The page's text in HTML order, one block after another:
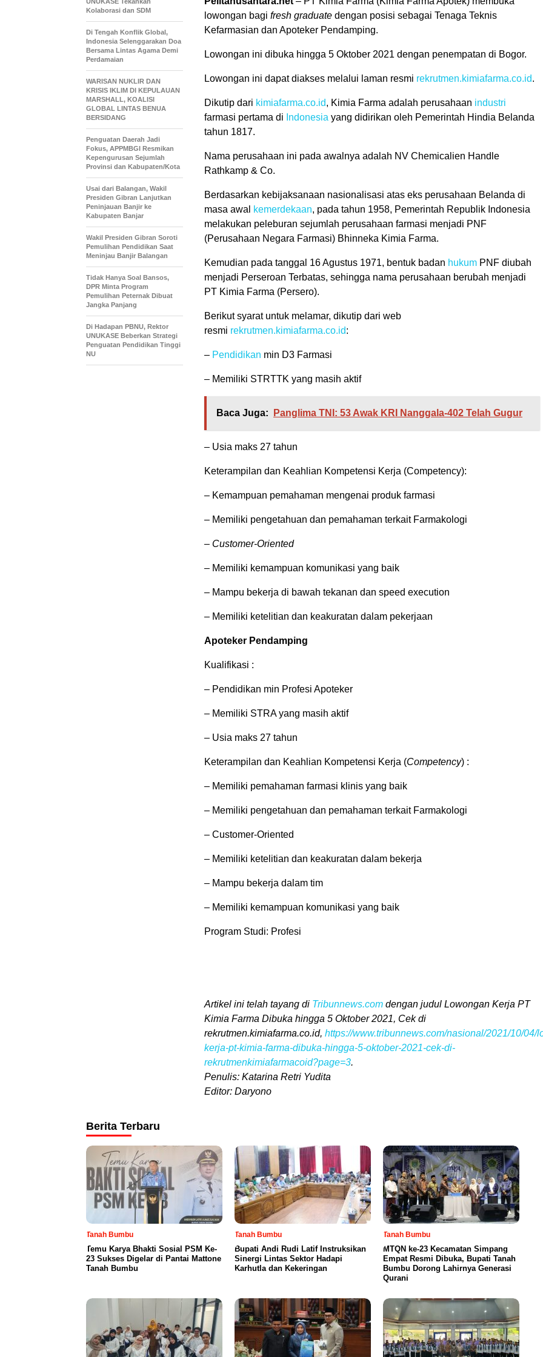
lowongan bagi fresh graduate dengan posisi sebagai Tenaga Teknis
Kefarmasian dan Apoteker Pendamping.
Lowongan ini dibuka hingga 5 Oktober 2021 dengan penempatan di Bogor.
Lowongan ini dapat diakses melalui laman resmi rekrutmen.kimiafarma.co.id.
Dikutip dari kimiafarma.co.id, Kimia Farma adalah perusahaan industri
farmasi pertama di Indonesia yang didirikan oleh Pemerintah Hindia Belanda
tahun 1817.
Nama perusahaan ini pada awalnya adalah NV Chemicalien Handle
Rathkamp & Co.
Berdasarkan kebijaksanaan nasionalisasi atas eks perusahaan Belanda di
masa awal
kemerdekaan, pada tahun 1958, Pemerintah Republik Indonesia
melakukan peleburan sejumlah perusahaan farmasi menjadi PNF
(Perusahaan Negara Farmasi) Bhinneka Kimia Farma.
Kemudian pada tanggal 16 Agustus 1971, bentuk badan hukum PNF diubah
menjadi Perseroan Terbatas, sehingga nama perusahaan berubah menjadi
PT Kimia Farma (Persero).
Berikut syarat untuk melamar, dikutip dari web
resmi rekrutmen.kimiafarma.co.id:
– Pendidikan min D3 Farmasi
– Memiliki STRTTK yang masih aktif
Baca Juga: Panglima TNI: 53 Awak KRI Nanggala-402 Telah Gugur
– Usia maks 27 tahun
Keterampilan dan Keahlian Kompetensi Kerja (Competency):
– Kemampuan pemahaman mengenai produk farmasi
– Memiliki pengetahuan dan pemahaman terkait Farmakologi
– Customer-Oriented
– Memiliki kemampuan komunikasi yang baik
– Mampu bekerja di bawah tekanan dan speed execution
– Memiliki ketelitian dan keakuratan dalam pekerjaan
Apoteker Pendamping
Kualifikasi :
– Pendidikan min Profesi Apoteker
– Memiliki STRA yang masih aktif
– Usia maks 27 tahun
Keterampilan dan Keahlian Kompetensi Kerja (Competency) :
– Memiliki pemahaman farmasi klinis yang baik
– Memiliki pengetahuan dan pemahaman terkait Farmakologi
– Customer-Oriented
– Memiliki ketelitian dan keakuratan dalam bekerja
– Mampu bekerja dalam tim
– Memiliki kemampuan komunikasi yang baik
Program Studi: Profesi
Artikel ini telah tayang di Tribunnews.com dengan judul Lowongan Kerja PT
Kimia Farma Dibuka hingga 5 Oktober 2021, Cek di
rekrutmen.kimiafarma.co.id, https://www.tribunnews.com/nasional/2021/10/04/
kerja-pt-kimia-farma-dibuka-hingga-5-oktober-2021-cek-di-
rekrutmenkimiafarmacoid?page=3.
Penulis: Katarina Retri Yudita
Editor: Daryono
Kolaborasi dan SDM
Di Tengah Konflik Global,
Indonesia Selenggarakan Doa
Bersama Lintas Agama Demi
Perdamaian
WARISAN NUKLIR DAN
KRISIS IKLIM DI KEPULAUAN
MARSHALL, KOALISI
GLOBAL LINTAS BENUA
BERSIDANG
Penguatan Daerah Jadi
Fokus, APPMBGI Resmikan
Kepengurusan Sejumlah
Provinsi dan Kabupaten/Kota
Usai dari Balangan, Wakil
Presiden Gibran Lanjutkan
Peninjauan Banjir ke
Kabupaten Banjar
Wakil Presiden Gibran Soroti
Pemulihan Pendidikan Saat
Meninjau Banjir Balangan
Tidak Hanya Soal Bansos,
DPR Minta Program
Pemulihan Peternak Dibuat
Jangka Panjang
Di Hadapan PBNU, Rektor
UNUKASE Beberkan Strategi
Penguatan Pendidikan Tinggi
NU
Berita Terbaru
Tanah Bumbu
Temu Karya Bhakti Sosial PSM Ke-
23 Sukses Digelar di Pantai Mattone
Tanah Bumbu
Tanah Bumbu
Bupati Andi Rudi Latif Instruksikan
Sinergi Lintas Sektor Hadapi
Karhutla dan Kekeringan
Tanah Bumbu
MTQN ke-23 Kecamatan Simpang
Empat Resmi Dibuka, Bupati Tanah
Bumbu Dorong Lahirnya Generasi
Qurani